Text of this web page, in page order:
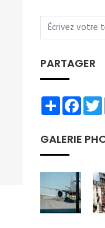
PARTAGER
Share
GALERIE